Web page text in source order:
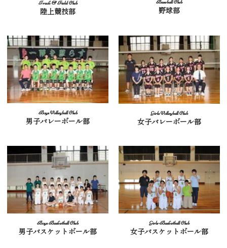
陸上競技部 野球部
男子バレーボール部 女子バレーボール部
男子バスケットボール部 女子バスケットボール部